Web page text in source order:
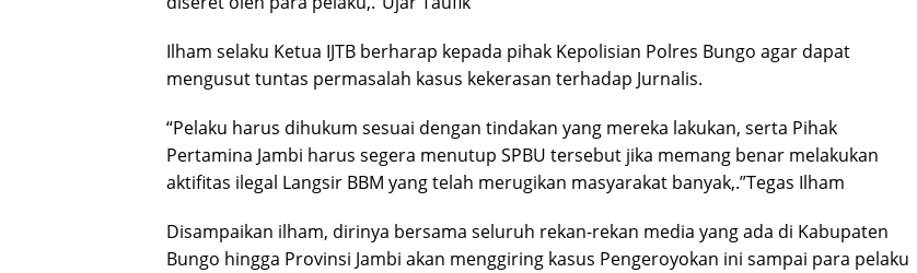
Ilham selaku Ketua IJTB berharap kepada pihak Kepolisian Polres Bungo agar dapat
mengusut tuntas permasalah kasus kekerasan terhadap Jurnalis.
“Pelaku harus dihukum sesuai dengan tindakan yang mereka lakukan, serta Pihak
Pertamina Jambi harus segera menutup SPBU tersebut jika memang benar melakukan
aktifitas ilegal Langsir BBM yang telah merugikan masyarakat banyak,.”Tegas Ilham
Disampaikan ilham, dirinya bersama seluruh rekan-rekan media yang ada di Kabupaten
Bungo hingga Provinsi Jambi akan menggiring kasus Pengeroyokan ini sampai para pelaku